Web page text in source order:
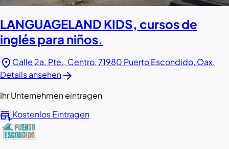
LANGUAGELAND KIDS, cursos de
inglés para niños.
location_on Calle 2a. Pte., Centro, 71980 Puerto Escondido, Oax.
Details ansehenarrow_forward
Ihr Unternehmen eintragen
add_businessKostenlos Eintragen